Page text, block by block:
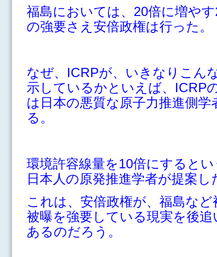
福島においては、20倍に増や
の強要さえ安倍政権は行った。
なぜ、ICRPが、いきなりこん
示しているかといえば、ICRP
は日本の悪質な原子力推進側
る。
環境許容線量を10倍にすると
日本人の原発推進学者が提案
これは、安倍政権が、福島な
被曝を強要している現実を後
あるのだろう。